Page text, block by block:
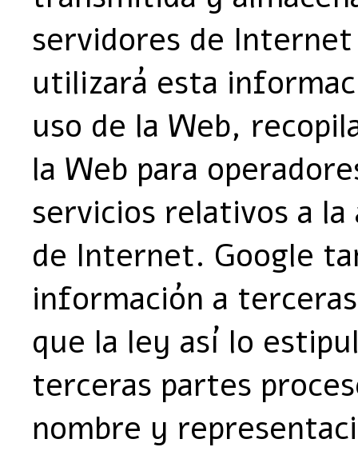
servidores de
utilizará esta
uso de la Web,
la Web para
servicios relativos a
de Internet. Google
información a
que la ley así lo
terceras partes
nombre y